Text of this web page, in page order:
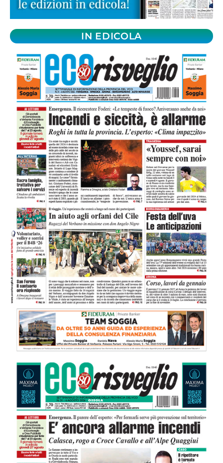
IN EDICOLA